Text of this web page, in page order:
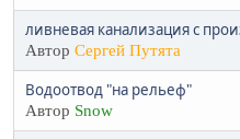
ливневая канализация с
Автор Сергей Путята
Водоотвод "на рельеф"
Автор Snow